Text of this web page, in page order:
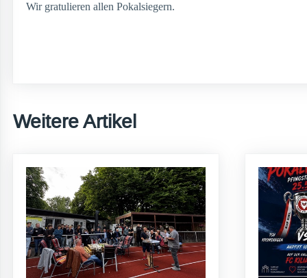
Wir gratulieren allen Pokalsiegern.
Weitere Artikel